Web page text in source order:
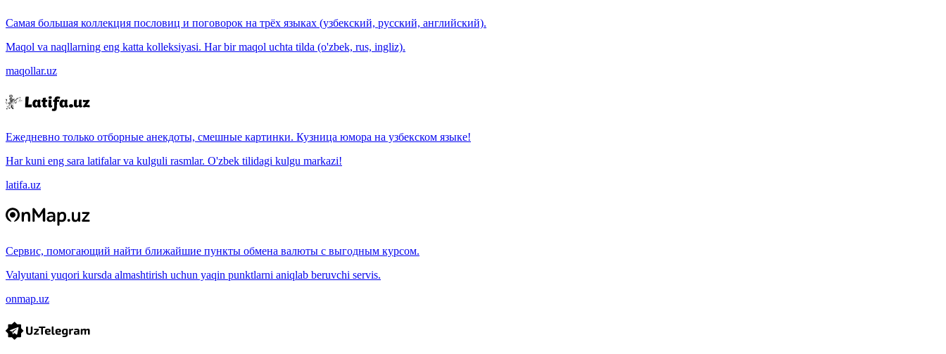
Самая большая коллекция пословиц и поговорок на трёх языках (узбекский, русский, английский).
Maqol va naqllarning eng katta kolleksiyasi. Har bir maqol uchta tilda (o'zbek, rus, ingliz).
maqollar.uz
Ежедневно только отборные анекдоты, смешные картинки. Кузница юмора на узбекском языке!
Har kuni eng sara latifalar va kulguli rasmlar. O'zbek tilidagi kulgu markazi!
latifa.uz
Сервис, помогающий найти ближайшие пункты обмена валюты с выгодным курсом.
Valyutani yuqori kursda almashtirish uchun yaqin punktlarni aniqlab beruvchi servis.
onmap.uz